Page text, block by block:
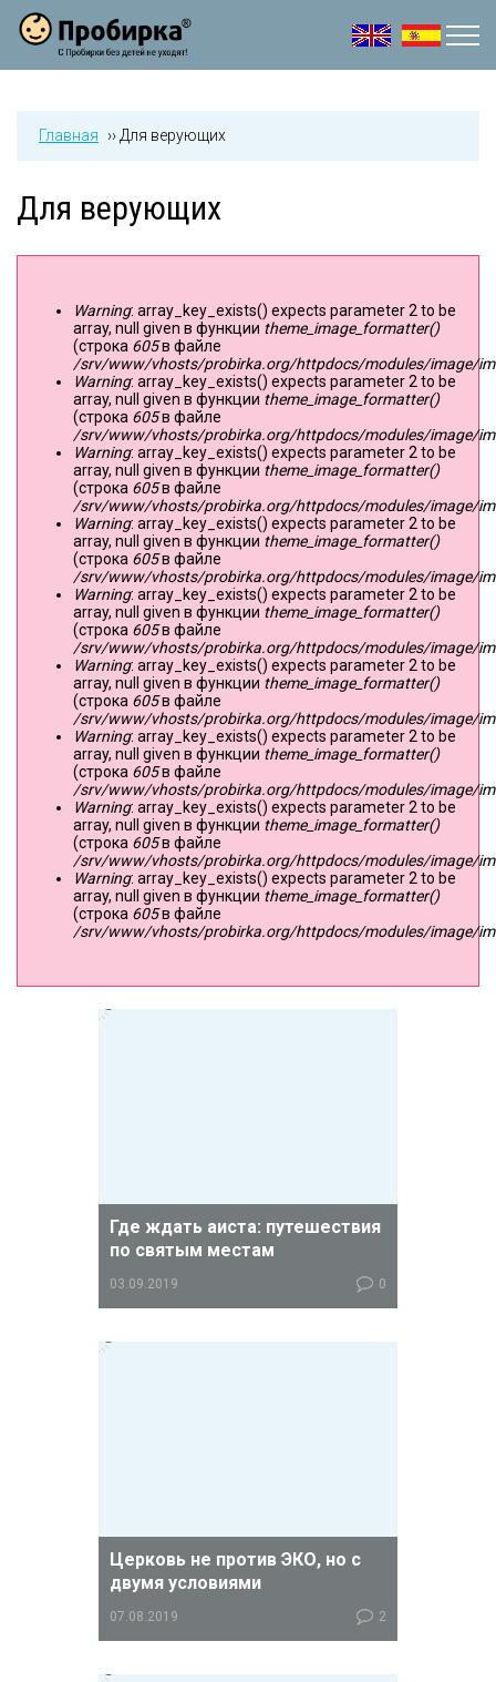
Jump to navigation
Главная ›› Для верующих
Для верующих
Сообщение об ошибке
Warning: array_key_exists() expects parameter 2 to be
array, null given в функции theme_image_formatter()
(строка 605в файле
/srv/www/vhosts/probirka.org/httpdocs/modules/image/
Warning: array_key_exists() expects parameter 2 to be
array, null given в функции theme_image_formatter()
(строка 605в файле
/srv/www/vhosts/probirka.org/httpdocs/modules/image/
Warning: array_key_exists() expects parameter 2 to be
array, null given в функции theme_image_formatter()
(строка 605в файле
/srv/www/vhosts/probirka.org/httpdocs/modules/image/
Warning: array_key_exists() expects parameter 2 to be
array, null given в функции theme_image_formatter()
(строка 605в файле
/srv/www/vhosts/probirka.org/httpdocs/modules/image/
Warning: array_key_exists() expects parameter 2 to be
array, null given в функции theme_image_formatter()
(строка 605в файле
/srv/www/vhosts/probirka.org/httpdocs/modules/image/
Warning: array_key_exists() expects parameter 2 to be
array, null given в функции theme_image_formatter()
(строка 605в файле
/srv/www/vhosts/probirka.org/httpdocs/modules/image/
Warning: array_key_exists() expects parameter 2 to be
array, null given в функции theme_image_formatter()
(строка 605в файле
/srv/www/vhosts/probirka.org/httpdocs/modules/image/
Warning: array_key_exists() expects parameter 2 to be
array, null given в функции theme_image_formatter()
(строка 605в файле
/srv/www/vhosts/probirka.org/httpdocs/modules/image/
Warning: array_key_exists() expects parameter 2 to be
array, null given в функции theme_image_formatter()
(строка 605в файле
/srv/www/vhosts/probirka.org/httpdocs/modules/image/
Где ждать аиста: путешествия
по святым местам
03.09.2019 0
пути борьбы с бесплодием ищут
Церковь не против ЭКО, но с
двумя условиями
07.08.2019 2
суррогатном материнстве и